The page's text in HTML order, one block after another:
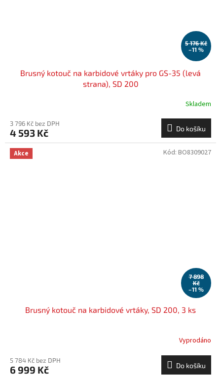
5 176 Kč
–11 %
Brusný kotouč na karbidové vrtáky pro GS-35 (levá
strana), SD 200
Skladem
3 796 Kč bez DPH
4 593 Kč Do košíku
Akce
7 898
Kč
–11 %
Brusný kotouč na karbidové vrtáky, SD 200, 3 ks
Vyprodáno
5 784 Kč bez DPH
6 999 Kč Do košíku
Kód: BO8309027